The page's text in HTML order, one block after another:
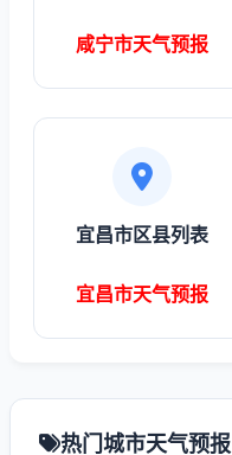
咸宁市天气预报
宜昌市区县列表
宜昌市天气预报
热门城市天气预报